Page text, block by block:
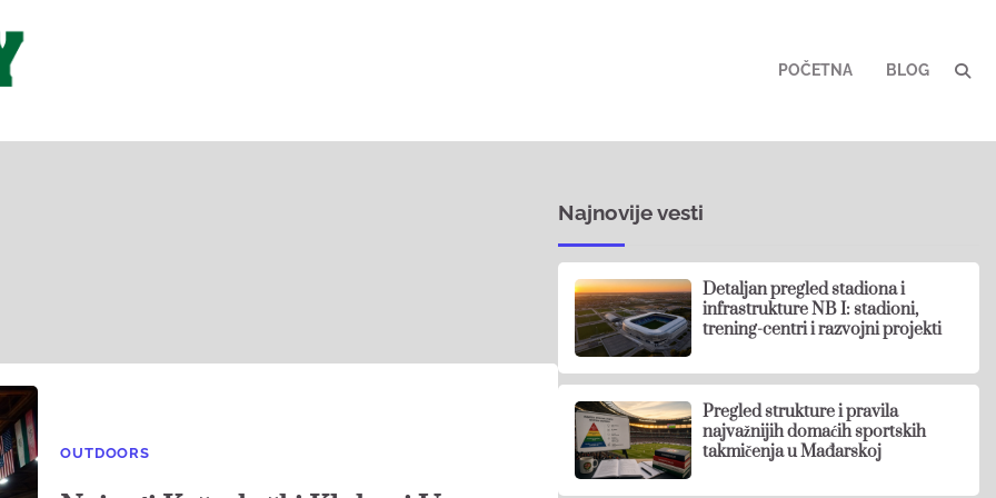
POČETNA BLOG
OUTDOORS
Najnovije vesti
Detaljan pregled stadiona i
infrastrukture NB I: stadioni,
trening-centri i razvojni projekti
Pregled strukture i pravila
najvažnijih domaćih sportskih
takmičenja u Mađarskoj